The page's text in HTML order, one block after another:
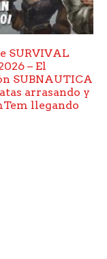
SURVIVAL
– El
SUBNAUTICA
arrasando y
llegando